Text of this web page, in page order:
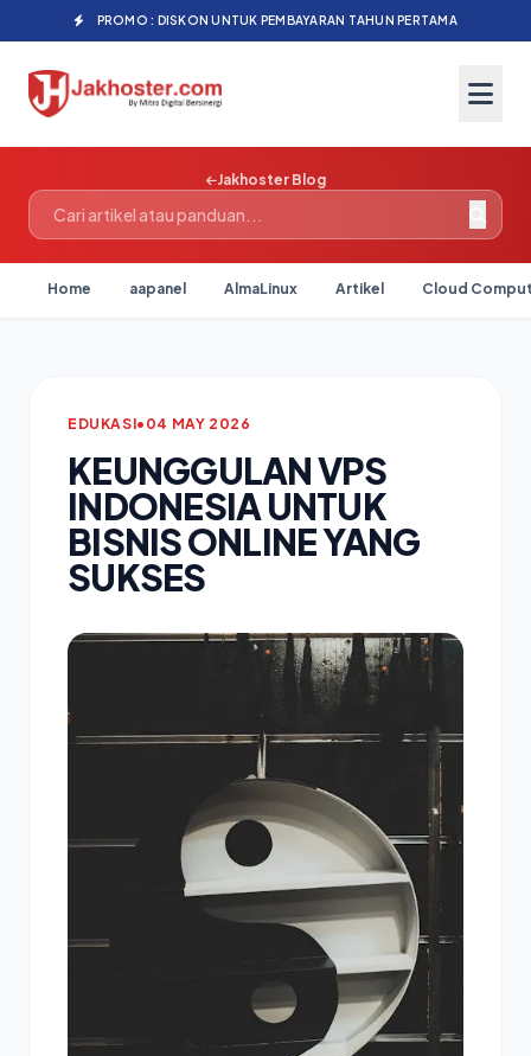
PROMO : DISKON UNTUK PEMBAYARAN TAHUN PERTAMA
Jakhoster Blog
Home aapanel AlmaLinux Artikel Cloud
EDUKASI• 04 MAY 2026
KEUNGGULAN VPS
INDONESIA UNTUK
BISNIS ONLINE YANG
SUKSES